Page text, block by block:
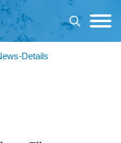
Details